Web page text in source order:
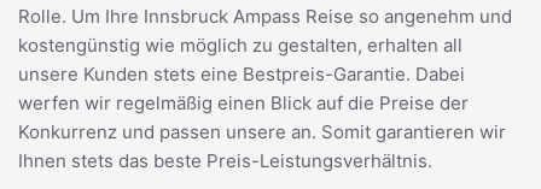
Rolle. Um Ihre Innsbruck Ampass Reise so angenehm und
kostengünstig wie möglich zu gestalten, erhalten all
unsere Kunden stets eine Bestpreis-Garantie. Dabei
werfen wir regelmäßig einen Blick auf die Preise der
Konkurrenz und passen unsere an. Somit garantieren wir
Ihnen stets das beste Preis-Leistungsverhältnis.